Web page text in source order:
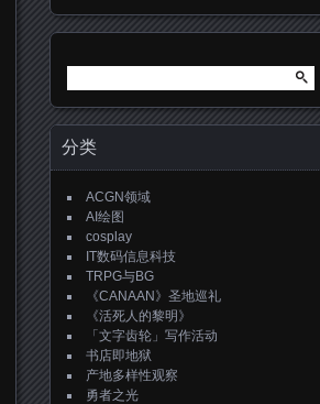
索：
分类
ACGN领域
AI绘图
cosplay
IT数码信息科技
TRPG与BG
《CANAAN》圣地巡礼
《活死人的黎明》
「文字齿轮」写作活动
书店即地狱
产地多样性观察
勇者之光